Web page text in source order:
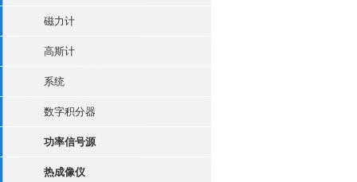
磁力计
高斯计
系统
数字积分器
功率信号源
热成像仪